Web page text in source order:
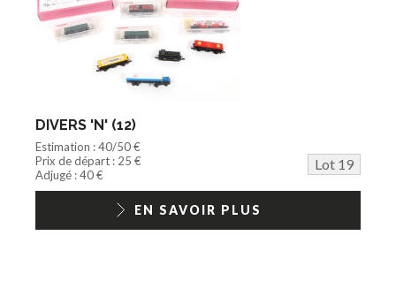
DIVERS 'N' (12)
Estimation : 40/50 €
Prix de départ : 25 €
Lot 19
Adjugé : 40 €
EN SAVOIR PLUS